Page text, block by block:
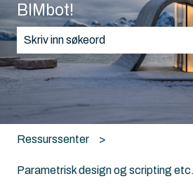
BIMbot!
Det finnes ingen forslag fordi
Ressurssenter
Parametrisk design og scripting etc.